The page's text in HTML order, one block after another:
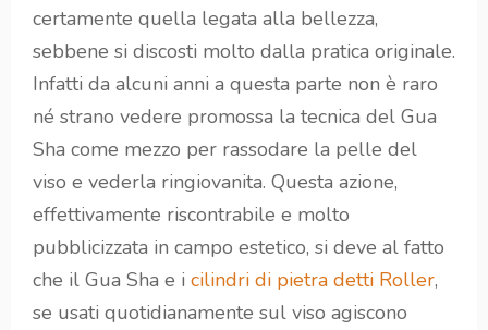
certamente quella legata alla bellezza,
sebbene si discosti molto dalla pratica originale.
Infatti da alcuni anni a questa parte non è raro
né strano vedere promossa la tecnica del Gua
Sha come mezzo per rassodare la pelle del
viso e vederla ringiovanita. Questa azione,
effettivamente riscontrabile e molto
pubblicizzata in campo estetico, si deve al fatto
che il Gua Sha e i cilindri di pietra detti Roller,
se usati quotidianamente sul viso agiscono